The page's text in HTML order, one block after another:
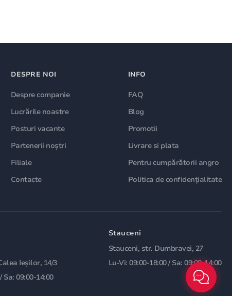
DESPRE NOI
Despre companie
Lucrările noastre
Posturi vacante
Partenerii noștri
Filiale
Contacte
INFO
FAQ
Blog
Promotii
Livrare si plata
Pentru cumpărătorii angro
Politica de confidențialitate
Ieșilor, 14/3
Sa: 09:00-14:00
Stauceni
Stauceni, str. Dumbravei, 27
Lu-Vi: 09:00-18:00 / Sa: 09:00-14:00